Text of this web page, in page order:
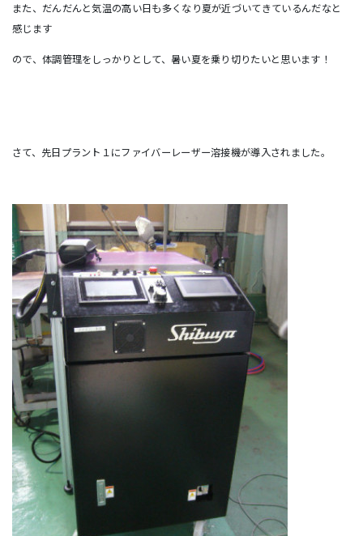
また、だんだんと気温の高い日も多くなり夏が近づいてきているんだなと
感じます
ので、体調管理をしっかりとして、暑い夏を乗り切りたいと思います！
さて、先日プラント１にファイバーレーザー溶接機が導入されました。